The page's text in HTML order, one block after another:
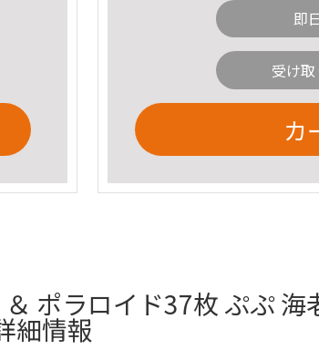
即
受け
カ
ポラロイド37枚 ぷぷ 海
細情報